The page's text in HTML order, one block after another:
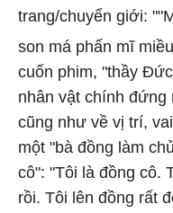
trang/chuyển giới:
son má phấn mĩ
cuốn phim, "thầy
nhân vật chính đứng
cũng như về vị trí,
một "bà đồng làm
cô": "Tôi là đồng cô.
rồi. Tôi lên đồng rất